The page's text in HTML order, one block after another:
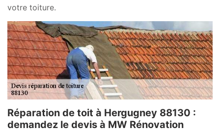
votre toiture.
Réparation de toit à Hergugney 88130 :
demandez le devis à MW Rénovation